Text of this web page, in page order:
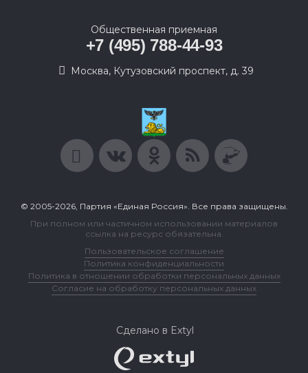
Общественная приемная
+7 (495) 788-44-93
Москва, Кутузовский проспект, д. 39
© 2005-2026, Партия «Единая Россия». Все права защищены.
При полном или частичном использовании материалов
ссылка на ресурс обязательна.
Пользовательское соглашение
Политика конфиденциальности
Политика в отношении обработки персональных данных
Согласие на обработку персональных данных
Сделано в Extyl